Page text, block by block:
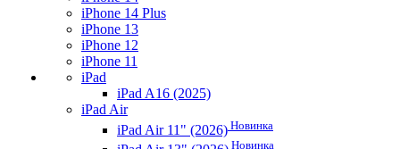
iPhone 14 Plus
iPhone 13
iPhone 12
iPhone 11
iPad
iPad A16 (2025)
iPad Air
iPad Air 11" (2026) Новинка
Новинка